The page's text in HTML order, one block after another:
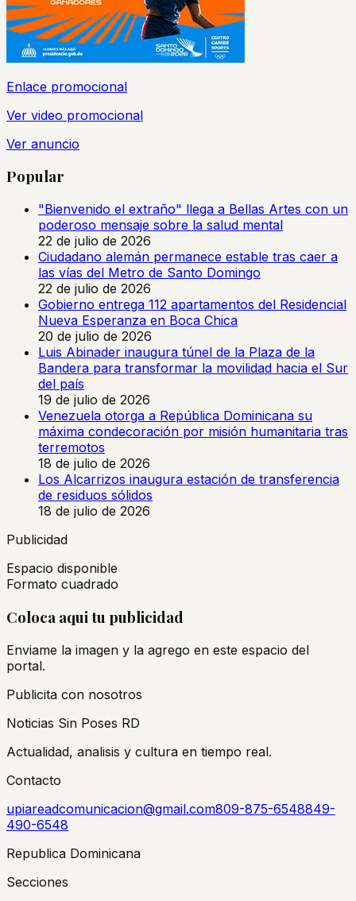
Enlace promocional
Ver video promocional
Ver anuncio
Popular
"Bienvenido el extraño" llega a Bellas Artes con un
poderoso mensaje sobre la salud mental
22 de julio de 2026
Ciudadano alemán permanece estable tras caer a
las vías del Metro de Santo Domingo
22 de julio de 2026
Gobierno entrega 112 apartamentos del Residencial
Nueva Esperanza en Boca Chica
20 de julio de 2026
Luis Abinader inaugura túnel de la Plaza de la
Bandera para transformar la movilidad hacia el Sur
del país
19 de julio de 2026
Venezuela otorga a República Dominicana su
máxima condecoración por misión humanitaria tras
terremotos
18 de julio de 2026
Los Alcarrizos inaugura estación de transferencia
de residuos sólidos
18 de julio de 2026
Publicidad
Espacio disponible
Formato cuadrado
Coloca aqui tu publicidad
Enviame la imagen y la agrego en este espacio del
portal.
Publicita con nosotros
Noticias Sin Poses RD
Actualidad, analisis y cultura en tiempo real.
Contacto
upiareadcomunicacion@gmail.com809-875-6548849-
490-6548
Republica Dominicana
Secciones